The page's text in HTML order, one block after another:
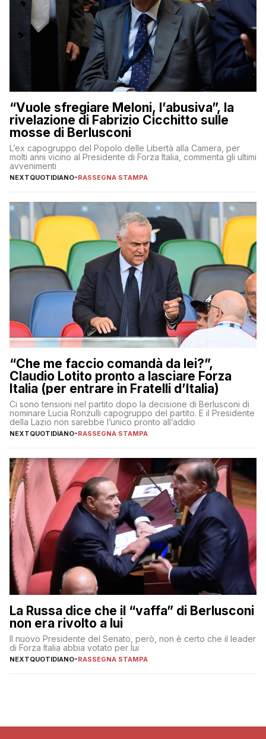
“Vuole sfregiare Meloni, l’abusiva”, la
rivelazione di Fabrizio Cicchitto sulle
mosse di Berlusconi
L’ex capogruppo del Popolo delle Libertà alla Camera, per
molti anni vicino al Presidente di Forza Italia, commenta gli ultimi
avvenimenti
NEXTQUOTIDIANO-RASSEGNA STAMPA
“Che me faccio comandà da lei?”,
Claudio Lotito pronto a lasciare Forza
Italia (per entrare in Fratelli d’Italia)
Ci sono tensioni nel partito dopo la decisione di Berlusconi di
nominare Lucia Ronzulli capogruppo del partito. E il Presidente
della Lazio non sarebbe l’unico pronto all’addio
NEXTQUOTIDIANO-RASSEGNA STAMPA
La Russa dice che il “vaffa” di Berlusconi
non era rivolto a lui
Il nuovo Presidente del Senato, però, non è certo che il leader
di Forza Italia abbia votato per lui
NEXTQUOTIDIANO-RASSEGNA STAMPA